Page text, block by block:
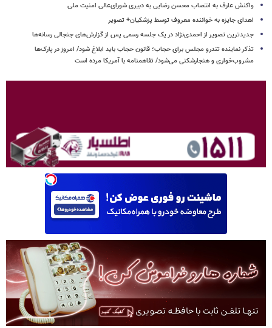
واکنش عارف به انتصاب محسن رضایی به دبیری شورای‌عالی امنیت ملی
اهدای جایزه به خواننده معروف توسط پزشکیان+ تصویر
جدیدترین تصویر از احمدی‌نژاد در یک جلسه رسمی پس از گزارش‌های جنجالی رسانه‌ها
تذکر نماینده تندرو مجلس برای حجاب؛ قانون حجاب باید ابلاغ شود/ امروز در پارک‌ها
مشروب‌خواری و هنجارشکنی می‌شود/ تفاهمنامه با آمریکا مرده است